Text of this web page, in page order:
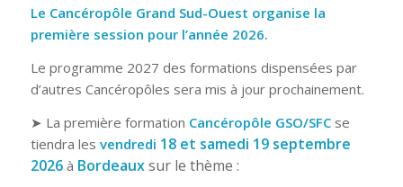
Le Cancéropôle Grand Sud-Ouest organise la
première session pour l’année 2026.
Le programme 2027 des formations dispensées par
d’autres Cancéropôles sera mis à jour prochainement.
➤ La première formation Cancéropôle GSO/SFCse
tiendra les vendredi 18 et samedi 19 septembre
2026à Bordeauxsur le thème :